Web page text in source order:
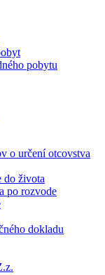
pobytu
o určení otcovstva
do života
po rozvode
dokladu